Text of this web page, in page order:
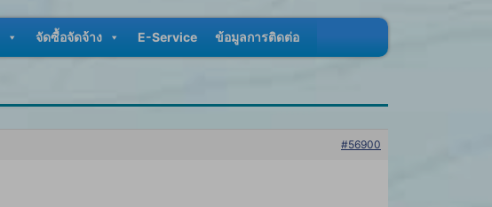
จัดซื้อจัดจ้าง E-Service ข้อมูลการติดต่อ
#56900